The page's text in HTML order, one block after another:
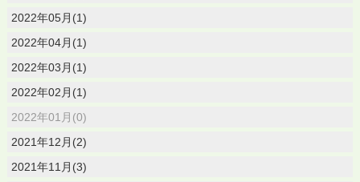
2022年05月(1)
2022年04月(1)
2022年03月(1)
2022年02月(1)
2022年01月(0)
2021年12月(2)
2021年11月(3)